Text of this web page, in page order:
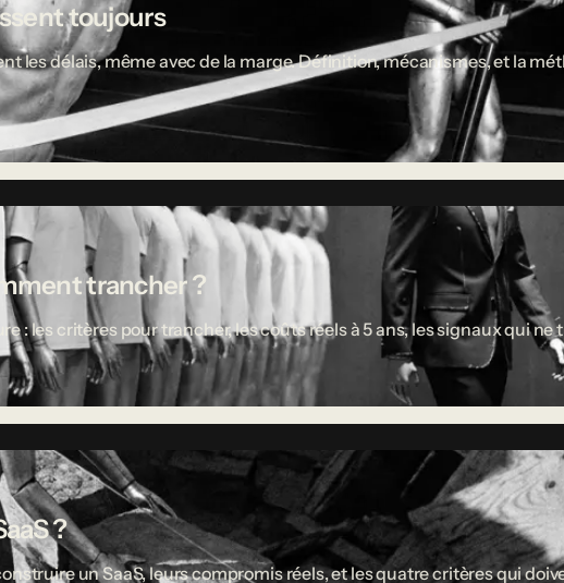
toujours
les délais, même avec de la marge. Définition, mécanismes, et la
trancher ?
les critères pour trancher, les coûts réels à 5 ans, les signaux qui
?
un SaaS, leurs compromis réels, et les quatre critères qui